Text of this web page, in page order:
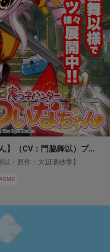
【鬼っ子ハンターついなちゃん】（CV：門脇舞以）プロジェクト！
・原作：大辺璃紗季】